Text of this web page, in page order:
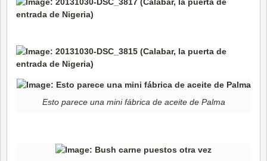
Esto parece una mini fábrica de aceite de Palma